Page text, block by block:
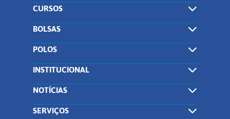
CURSOS
BOLSAS
POLOS
INSTITUCIONAL
NOTÍCIAS
SERVIÇOS